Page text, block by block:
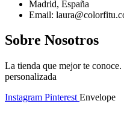
Madrid, España
Email:
Sobre Nosotros
La tienda que mejor te
personalizada
Instagram Pinterest Envelope